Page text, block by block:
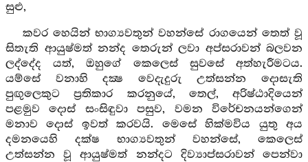
සුළු,
කවර හෙයින් භාග්‍යවතුන් වහන්සේ රාගයෙන් තෙත් වූ
සිතැති ආයුෂ්මත් නන්ද තෙරුන් ලවා අප්සරාවන් බලවන
ලද්දේද යත්, ඔහුගේ කෙලෙස් සුවසේ අත්හැරීමටය.
යම්සේ වනාහි දක්‍ෂ වෙදැදුරු උත්සන්න දොසැති
පුඟුලෙකුට ප්‍රතිකාර කරනුයේ, තෙල්, අරිෂ්ඨාදියෙන්
පළමුව දොස් සංසිඳුවා පසුව, වමන විරේචනයන්ගෙන්
මනාව දොස් ඉවත් කරවයි. මෙසේ හික්මවිය යුතු අය
දමනයෙහි දක්ෂ භාග්‍යවතුන් වහන්සේ, කෙලෙස්
උත්සන්න වූ ආයුෂ්මත් නන්දට දිව්‍යාප්සරාවන් පෙන්වා